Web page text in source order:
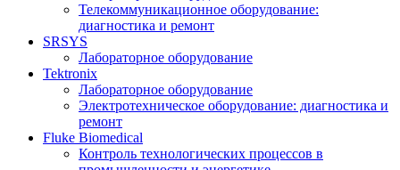
Телекоммуникационное оборудование:
диагностика и ремонт
SRSYS
Лабораторное оборудование
Tektronix
Лабораторное оборудование
Электротехническое оборудование: диагностика и
ремонт
Fluke Biomedical
Контроль технологических процессов в